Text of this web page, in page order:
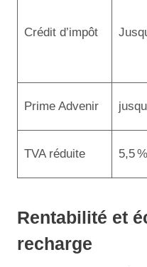
Crédit d’impôt
Prime Advenir
TVA réduite 5,5 %
Rentabilité et
recharge